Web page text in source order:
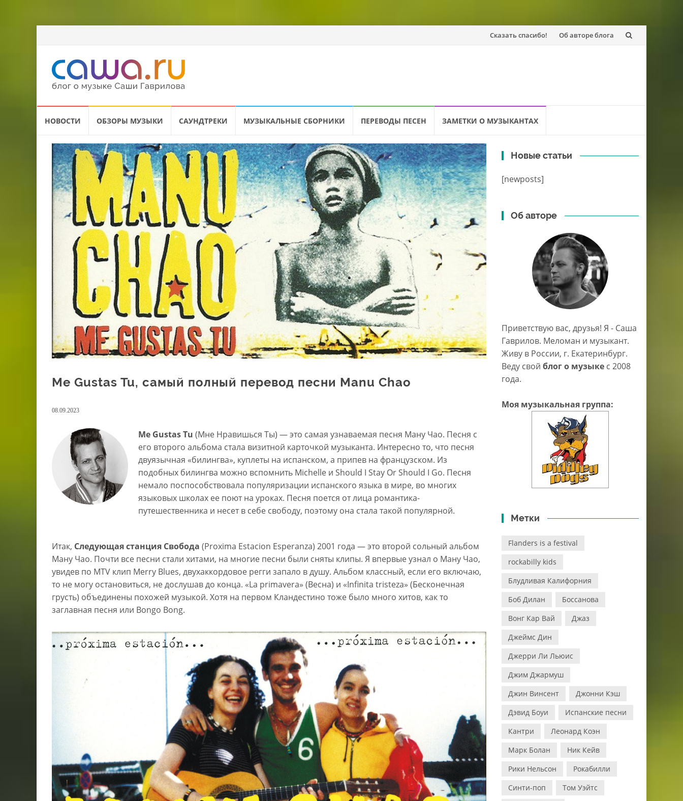
Перейти
Сказать спасибо! Об авторе блога
НОВОСТИ ОБЗОРЫ МУЗЫКИ САУНДТРЕКИ МУЗЫКАЛЬНЫЕ СБОРНИКИ ПЕРЕВОДЫ ПЕСЕН ЗАМЕТКИ О МУЗЫКАНТАХ
Me Gustas Tu, самый полный перевод песни Manu Chao
08.09.2023
Me Gustas Tu (Мне Нравишься Ты) — это самая узнаваемая песня Ману Чао. Песня с
его второго альбома стала визитной карточкой музыканта. Интересно то, что песня
двуязычная «билингва», куплеты на испанском, а припев на французском. Из
подобных билингва можно вспомнить Michelle и Should I Stay Or Should I Go. Песня
немало поспособствовала популяризации испанского языка в мире, во многих
языковых школах ее поют на уроках. Песня поется от лица романтика-
путешественника и несет в себе свободу, поэтому она стала такой популярной.
Итак, Следующая станция Свобода (Proxima Estacion Esperanza) 2001 года — это второй сольный альбом
Ману Чао. Почти все песни стали хитами, на многие песни были сняты клипы. Я впервые узнал о Ману Чао,
увидев по MTV клип Merry Blues, двухаккордовое регги запало в душу. Альбом классный, если его включаю,
то не могу остановиться, не дослушав до конца. «La primavera» (Весна) и «Infinita tristeza» (Бесконечная
грусть) объединены похожей музыкой. Хотя на первом Кландестино тоже было много хитов, как то
заглавная песня или Bongo Bong.
Новые статьи
[newposts]
Об авторе
Приветствую вас, друзья! Я - Саша
Гаврилов. Меломан и музыкант.
Живу в России, г. Екатеринбург.
Веду свой блог о музыке c 2008
года.
Моя музыкальная группа:
Метки
Flanders is a festival
rockabilly kids
Блудливая Калифорния
Боб Дилан
Боссанова
Вонг Кар Вай
Джаз
Джеймс Дин
Джерри Ли Льюис
Джим Джармуш
Джин Винсент
Джонни Кэш
Дэвид Боуи
Испанские песни
Кантри
Леонард Коэн
Марк Болан
Ник Кейв
Рики Нельсон
Рокабилли
Синти-поп
Том Уэйтс